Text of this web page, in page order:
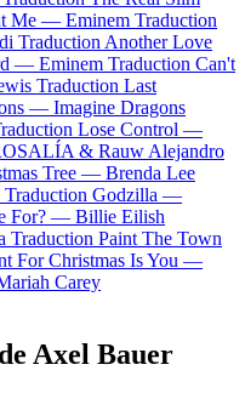
Me — Eminem Traduction
Traduction Another Love
— Eminem Traduction Can't
Traduction Last
— Imagine Dragons
Lose Control —
& Rauw Alejandro
Tree — Brenda Lee
Traduction Godzilla —
For? — Billie Eilish
Traduction Paint The Town
For Christmas Is You —
Carey
Axel Bauer